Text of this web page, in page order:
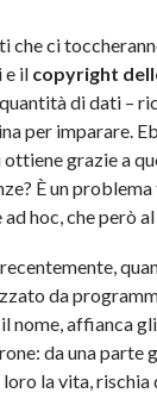
che ci
e il copyright
di dati –
per imparare.
ottiene grazie a
È un
hoc, che però
da
nome, affianca
da una
la vita,